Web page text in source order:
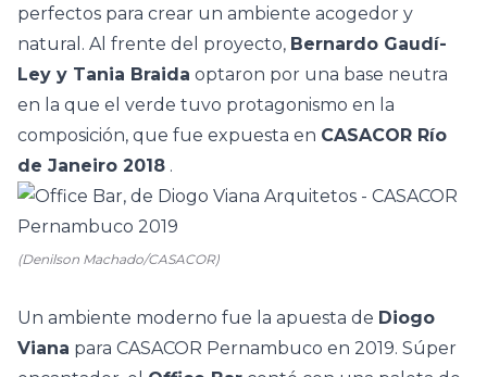
perfectos para crear un ambiente acogedor y
natural. Al frente del proyecto, Bernardo Gaudí-
Ley y Tania Braida optaron por una base neutra
en la que el verde tuvo protagonismo en la
composición, que fue expuesta en CASACOR Río
de Janeiro 2018 .
(Denilson Machado/CASACOR)
Un ambiente moderno fue la apuesta de Diogo
Viana para CASACOR Pernambuco en 2019. Súper